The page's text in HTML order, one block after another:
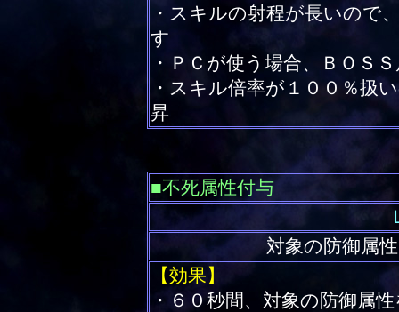
・スキルの射程が長いので
す
・ＰＣが使う場合、ＢＯＳ
・スキル倍率が１００％扱
昇
■不死属性付与
対象の防御属
【効果】
・６０秒間、対象の防御属